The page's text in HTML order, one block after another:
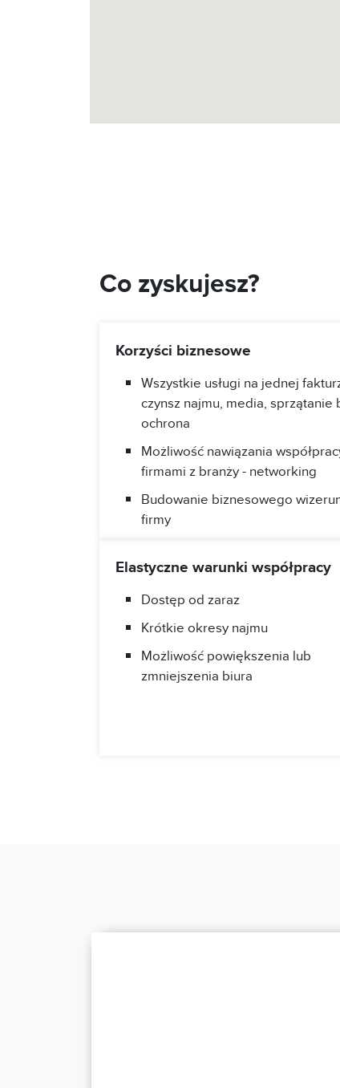
Co zyskujesz?
Korzyści biznesowe
Wszystkie usługi na jednej
czynsz najmu, media, sprzątanie
ochrona
Możliwość nawiązania
firmami z branży - networking
Budowanie biznesowego
firmy
Elastyczne warunki współpracy
Dostęp od zaraz
Krótkie okresy najmu
Możliwość powiększenia lub
zmniejszenia biura